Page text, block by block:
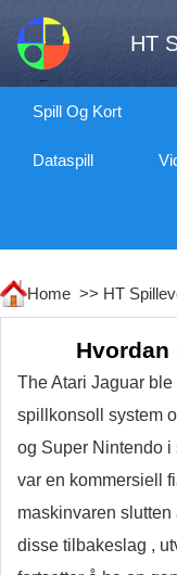
HT
Spill Og Kort
Dataspill
Home >> HT
Hvordan
The Atari Jaguar
spillkonsoll system
og Super Nintendo
var en kommersiell
maskinvaren slutten
disse tilbakeslag ,